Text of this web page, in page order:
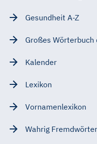
Gesundheit A-Z
Großes Wörterbuch
Kalender
Lexikon
Vornamenlexikon
Wahrig